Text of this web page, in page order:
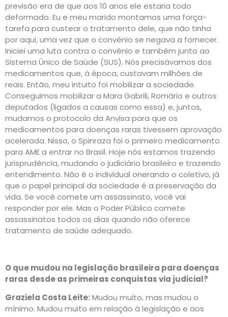
previsão era de que aos 10 anos ele estaria todo
deformado. Eu e meu marido montamos uma força-
tarefa para custear o tratamento dele, que não tinha
por aqui, uma vez que o convênio se negava a fornecer.
Iniciei uma luta contra o convênio e também junto ao
Sistema Único de Saúde (SUS). Nós precisávamos dos
medicamentos que, à época, custavam milhões de
reais. Então, meu intuito foi mobilizar a sociedade.
Conseguimos mobilizar a Mara Gabrili, Romário e outros
deputados (ligados a causas como essa) e, juntos,
mudamos o protocolo da Anvisa para que os
medicamentos para doenças raras tivessem aprovação
acelerada. Nisso, o Spinraza foi o primeiro medicamento
para AME a entrar no Brasil. Hoje nós estamos trazendo
jurisprudência, mudando o judiciário brasileiro e trazendo
entendimento. Não é o individual onerando o coletivo, já
que o papel principal da sociedade é a preservação da
vida. Se você comete um assassinato, você vai
responder por ele. Mas o Poder Público comete
assassinatos todos os dias quando não oferece
tratamento de saúde adequado.
O que mudou na legislação brasileira para doenças
raras desde as primeiras conquistas via judicial?
Graziela Costa Leite:Mudou muito, mas mudou o
mínimo. Mudou muito em relação à legislação e aos